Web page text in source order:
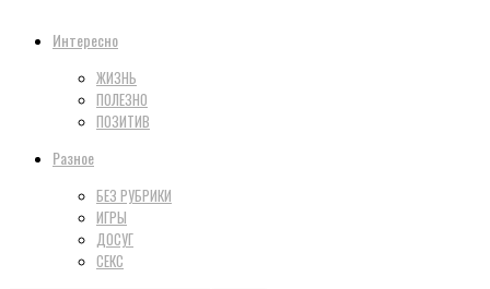
Интересно
ЖИЗНЬ
ПОЛЕЗНО
ПОЗИТИВ
Разное
БЕЗ РУБРИКИ
ИГРЫ
ДОСУГ
СЕКС